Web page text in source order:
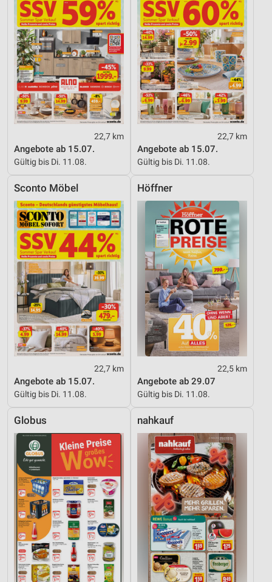
22,7 km
Angebote ab 15.07.
Gültig bis Di. 11.08.
22,7 km
Angebote ab 15.07.
Gültig bis Di. 11.08.
Sconto Möbel
22,7 km
Angebote ab 15.07.
Gültig bis Di. 11.08.
Höffner
22,5 km
Angebote ab 29.07
Gültig bis Di. 11.08.
Globus nahkauf